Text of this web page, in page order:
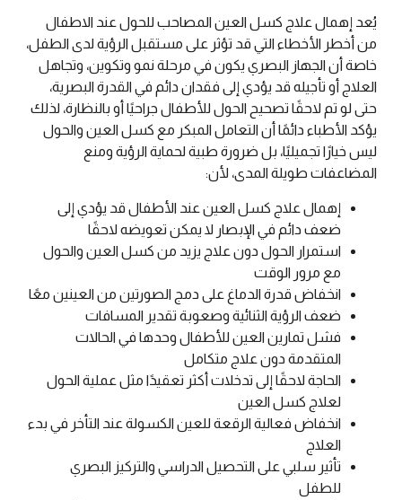
يُعد إهمال علاج كسل العين المصاحب للحول عند الاطفال
من أخطر الأخطاء التي قد تؤثر على مستقبل الرؤية لدى الطفل،
خاصة أن الجهاز البصري يكون في مرحلة نمو وتكوين، وتجاهل
العلاج أو تأجيله قد يؤدي إلى فقدان دائم في القدرة البصرية،
حتى لو تم لاحقًا تصحيح الحول للأطفال جراحيًا أو بالنظارة، لذلك
يؤكد الأطباء دائمًا أن التعامل المبكر مع كسل العين والحول
ليس خيارًا تجميليًا، بل ضرورة طبية لحماية الرؤية ومنع
المضاعفات طويلة المدى، لأن:
إهمال علاج كسل العين عند الأطفال قد يؤدي إلى
ضعف دائم في الإبصار لا يمكن تعويضه لاحقًا
استمرار الحول دون علاج يزيد من كسل العين والحول
مع مرور الوقت
انخفاض قدرة الدماغ على دمج الصورتين من العينين معًا
ضعف الرؤية الثنائية وصعوبة تقدير المسافات
فشل تمارين العين للأطفال وحدها في الحالات
المتقدمة دون علاج متكامل
الحاجة لاحقًا إلى تدخلات أكثر تعقيدًا مثل عملية الحول
لعلاج كسل العين
انخفاض فعالية الرقعة للعين الكسولة عند التأخر في بدء
العلاج
تأثير سلبي على التحصيل الدراسي والتركيز البصري
للطفل